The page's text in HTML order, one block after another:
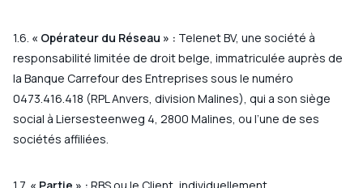
1.6. « Opérateur du Réseau » : Telenet BV, une société à
responsabilité limitée de droit belge, immatriculée auprès de
la Banque Carrefour des Entreprises sous le numéro
0473.416.418 (RPL Anvers, division Malines), qui a son siège
social à Liersesteenweg 4, 2800 Malines, ou l’une de ses
sociétés affiliées.